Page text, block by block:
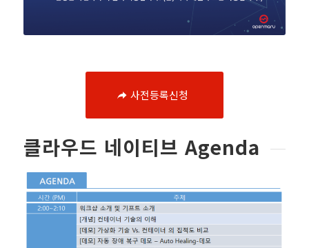
사전등록신청
클라우드 네이티브 Agenda